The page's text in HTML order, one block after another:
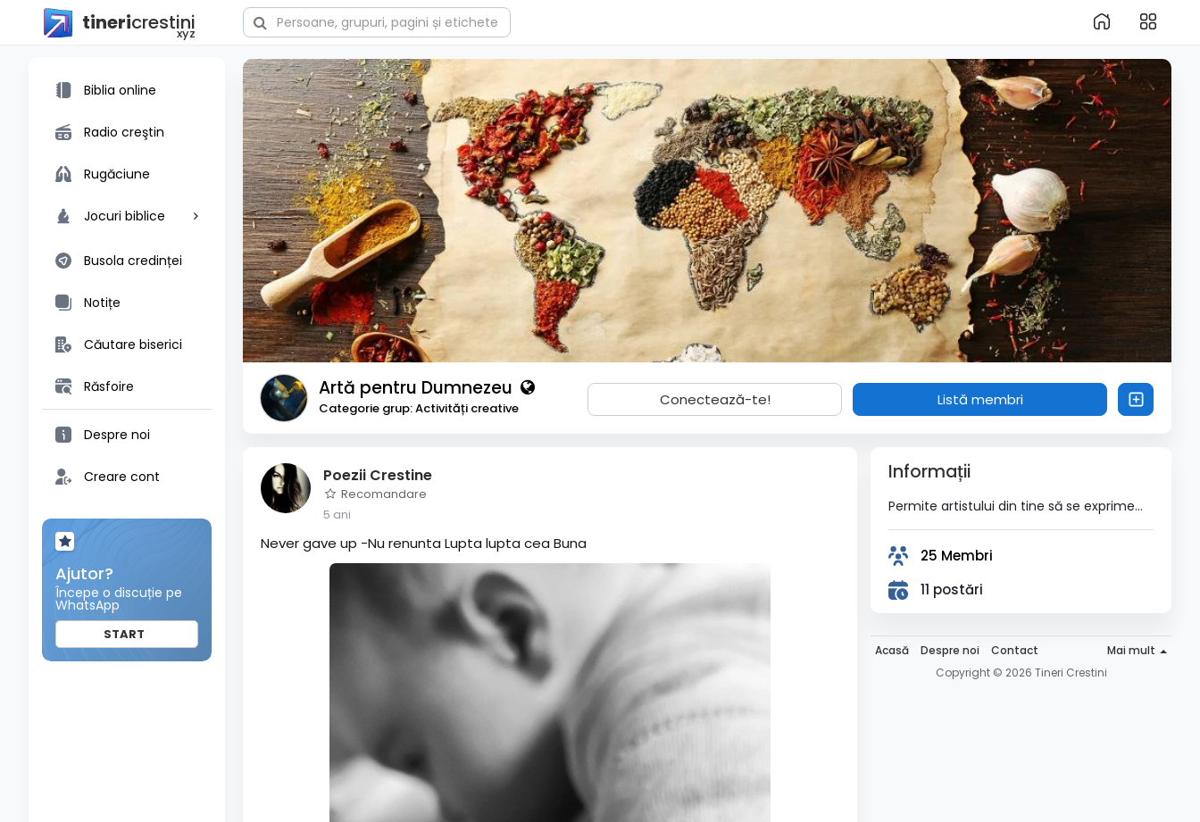
tinericrestini
xyz
Biblia online
Radio creştin
Rugăciune
Jocuri biblice
Busola credinței
Notițe
Căutare biserici
Răsfoire
Despre noi
Creare cont
Ajutor?
Începe o discuție pe
WhatsApp
START
Artă pentru Dumnezeu
Categorie grup: Activități creative Conectează-te! Listă membri
Poezii Crestine
Recomandare
5 ani
Never gave up -Nu renunta Lupta lupta cea Buna
Informații
Permite artistului din tine să se exprime...
25 Membri
11 postări
Acasă Despre noi Contact
Mai mult
Copyright © 2026 Tineri Crestini